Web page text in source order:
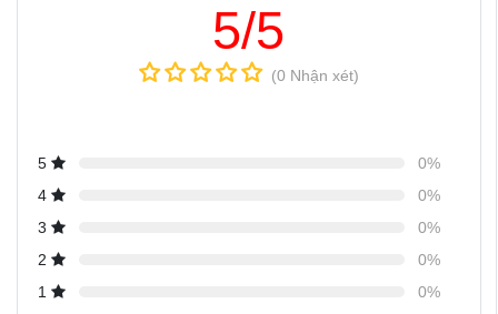
5/5
(0 Nhận xét)
5
0%
4
0%
3
0%
2
0%
1
0%